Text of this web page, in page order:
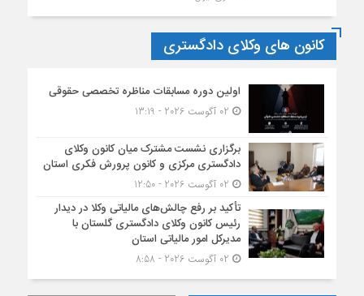
کانون های وکلای دادگستری
اولین دوره مسابقات مناظره تخصصی حقوقی
برگزاری نشست مشترک میان کانون وکلای
دادگستری مرکزی و کانون پرورش فکری استان
تأکید بر رفع چالش‌های مالیاتی وکلا در دیدار
رئیس کانون وکلای دادگستری گلستان با
مدیرکل امور مالیاتی استان